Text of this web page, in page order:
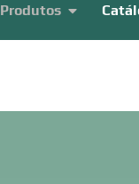
Produtos